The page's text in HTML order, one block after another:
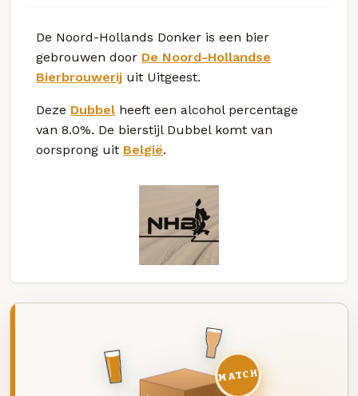
De Noord-Hollands Donker is een bier
gebrouwen door De Noord-Hollandse
Bierbrouwerij uit Uitgeest.
Deze Dubbel heeft een alcohol percentage
van 8.0%. De bierstijl Dubbel komt van
oorsprong uit België.
MATCH